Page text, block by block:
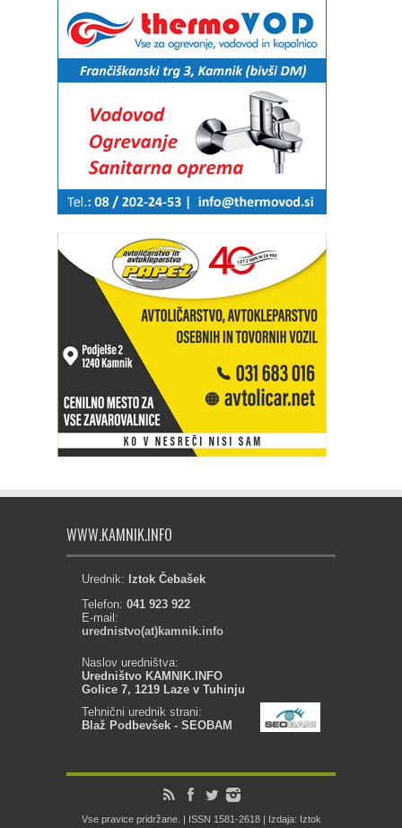
WWW.KAMNIK.INFO
Urednik: Iztok Čebašek
Telefon: 041 923 922
E-mail:
urednistvo(at)kamnik.info
Naslov uredništva:
Uredništvo KAMNIK.INFO
Golice 7, 1219 Laze v Tuhinju
Tehnični urednik strani:
Blaž Podbevšek - SEOBAM
Vse pravice pridržane. | ISSN 1581-2618 | Izdaja: Iztok